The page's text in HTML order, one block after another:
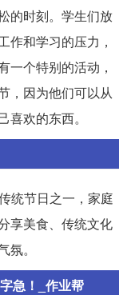
的时刻。学生们放
作和学习的压力，
一个特别的活动，
，因为他们可以从
欢的东西。
统节日之一，家庭
享美食、传统文化
。
急！_作业帮